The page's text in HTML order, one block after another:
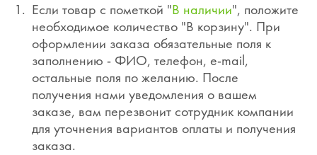
Если товар с пометкой "В наличии", положите
необходимое количество "В корзину". При
оформлении заказа обязательные поля к
заполнению - ФИО, телефон, e-mail,
остальные поля по желанию. После
получения нами уведомления о вашем
заказе, вам перезвонит сотрудник компании
для уточнения вариантов оплаты и получения
заказа.